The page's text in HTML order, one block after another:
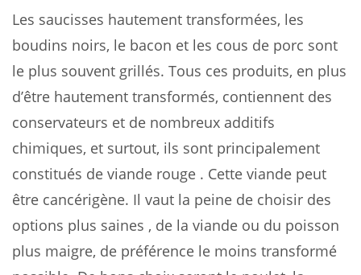
Les saucisses hautement transformées, les
boudins noirs, le bacon et les cous de porc sont
le plus souvent grillés. Tous ces produits, en plus
d’être hautement transformés, contiennent des
conservateurs et de nombreux additifs
chimiques, et surtout, ils sont principalement
constitués de viande rouge . Cette viande peut
être cancérigène. Il vaut la peine de choisir des
options plus saines , de la viande ou du poisson
plus maigre, de préférence le moins transformé